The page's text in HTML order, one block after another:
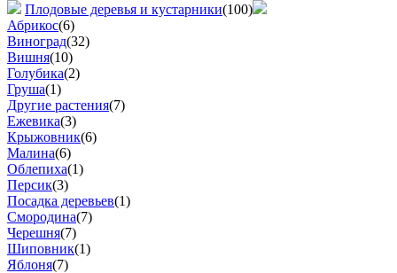
Плодовые деревья и кустарники(100)
Абрикос(6)
Виноград(32)
Вишня(10)
Голубика(2)
Груша(1)
Другие растения(7)
Ежевика(3)
Крыжовник(6)
Малина(6)
Облепиха(1)
Персик(3)
Посадка деревьев(1)
Смородина(7)
Черешня(7)
Шиповник(1)
Яблоня(7)